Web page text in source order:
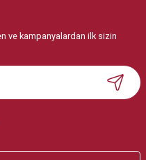
ve kampanyalardan ilk sizin